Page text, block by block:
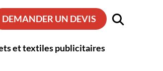
et textiles publicitaires
DEMANDER UN DEVIS